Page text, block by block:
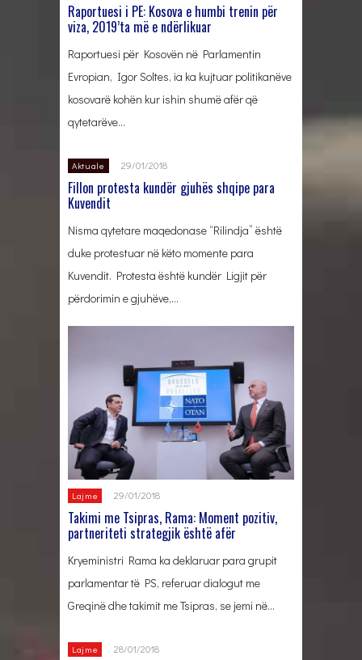
Raportuesi i PE: Kosova e humbi trenin për
viza, 2019’ta më e ndërlikuar
Raportuesi për Kosovën në Parlamentin
Evropian, Igor Soltes, ia ka kujtuar politikanëve
kosovarë kohën kur ishin shumë afër që
qytetarëve…
Aktuale 29/01/2018
Fillon protesta kundër gjuhës shqipe para
Kuvendit
Nisma qytetare maqedonase “Rilindja” është
duke protestuar në këto momente para
Kuvendit. Protesta është kundër Ligjit për
përdorimin e gjuhëve,…
Lajme 29/01/2018
Takimi me Tsipras, Rama: Moment pozitiv,
partneriteti strategjik është afër
Kryeministri Rama ka deklaruar para grupit
parlamentar të PS, referuar dialogut me
Greqinë dhe takimit me Tsipras, se jemi në…
Lajme 28/01/2018